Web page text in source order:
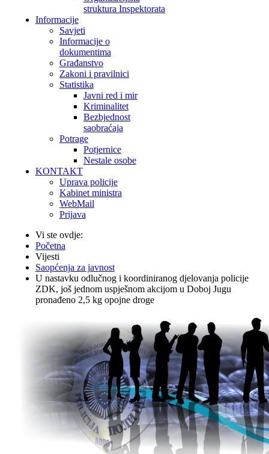
struktura Inspektorata
Informacije
Savjeti
Informacije o
dokumentima
Građanstvo
Zakoni i pravilnici
Statistika
Javni red i mir
Kriminalitet
Bezbjednost
saobraćaja
Potrage
Potjernice
Nestale osobe
KONTAKT
Uprava policije
Kabinet ministra
WebMail
Prijava
Vi ste ovdje:
Početna
Vijesti
Saopćenja za javnost
U nastavku odlučnog i koordiniranog djelovanja policije
ZDK, još jednom uspješnom akcijom u Doboj Jugu
pronađeno 2,5 kg opojne droge